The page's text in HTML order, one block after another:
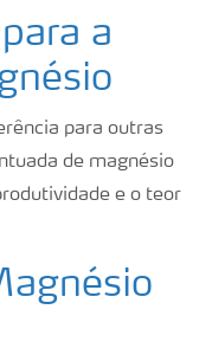
a
para outras
de magnésio
e o teor